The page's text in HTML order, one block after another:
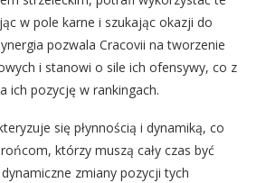
w pole karne i szukając okazji do
pozwala Cracovii na tworzenie
i stanowi o sile ich ofensywy, co z
ich pozycję w rankingach.
się płynnością i dynamiką, co
którzy muszą cały czas być
zmiany pozycji tych